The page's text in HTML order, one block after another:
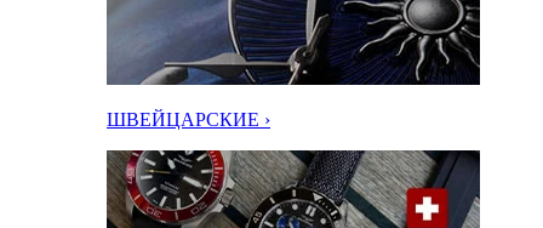
ШВЕЙЦАРСКИЕ ›